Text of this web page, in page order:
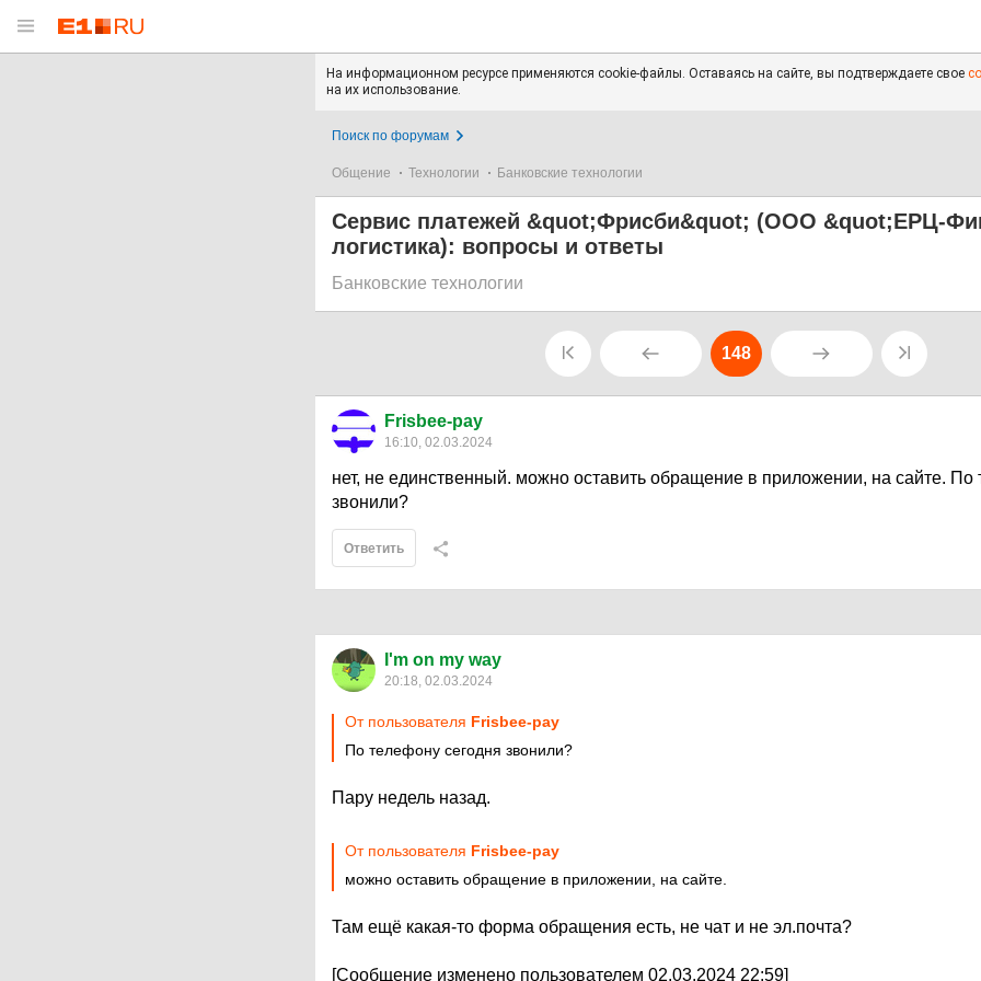
На информационном ресурсе применяются cookie-файлы. Оставаясь на сайте, вы подтверждаете свое
на их использование.
Поиск по форумам
Общение Технологии Банковские технологии
Сервис платежей &quot;Фрисби&quot; (ООО &quot;ЕРЦ-
логистика): вопросы и ответы
Банковские технологии
148
Frisbee-pay
16:10, 02.03.2024
нет, не единственный. можно оставить обращение в приложении, на сайте. По
звонили?
Ответить
I'm on my way
20:18, 02.03.2024
От пользователя Frisbee-pay
По телефону сегодня звонили?
Пару недель назад.
От пользователя Frisbee-pay
можно оставить обращение в приложении, на сайте.
Там ещё какая-то форма обращения есть, не чат и не эл.почта?
[Сообщение изменено пользователем 02.03.2024 22:59]